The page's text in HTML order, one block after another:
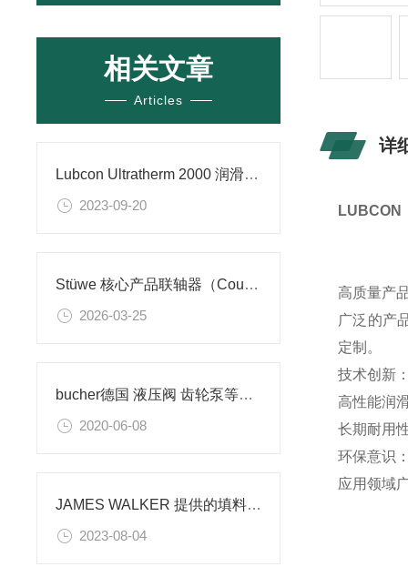
相关文章
Articles
Lubcon Ultratherm 2000 润滑油脂的数据表
2023-09-20
Stüwe 核心产品联轴器（Couplings）的应用
2026-03-25
bucher德国 液压阀 齿轮泵等产品
2020-06-08
JAMES WALKER 提供的填料盒的应用
2023-08-04
详
LUBCON
高质量产
广泛的产
定制。
技术创新
高性能润
长期耐用
环保意识
应用领域